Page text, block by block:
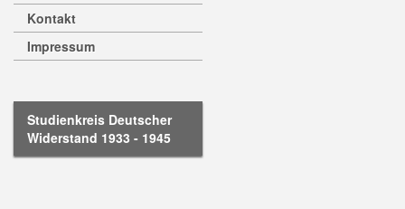
Kontakt
Impressum
Studienkreis Deutscher
Widerstand 1933 - 1945